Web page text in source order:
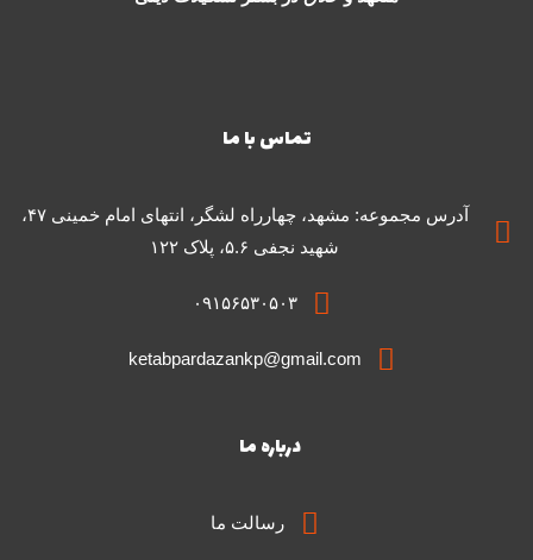
تماس با ما
آدرس مجموعه: مشهد، چهارراه لشگر، انتهای امام خمینی ۴۷،
شهید نجفی ۵.۶، پلاک ۱۲۲
۰۹۱۵۶۵۳۰۵۰۳
ketabpardazankp@gmail.com
درباره ما
رسالت ما